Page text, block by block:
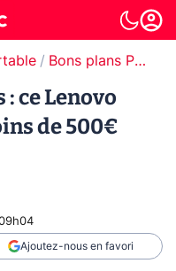
Bons plans PC portable
: ce Lenovo
de 500€
Ajoutez-nous en favori